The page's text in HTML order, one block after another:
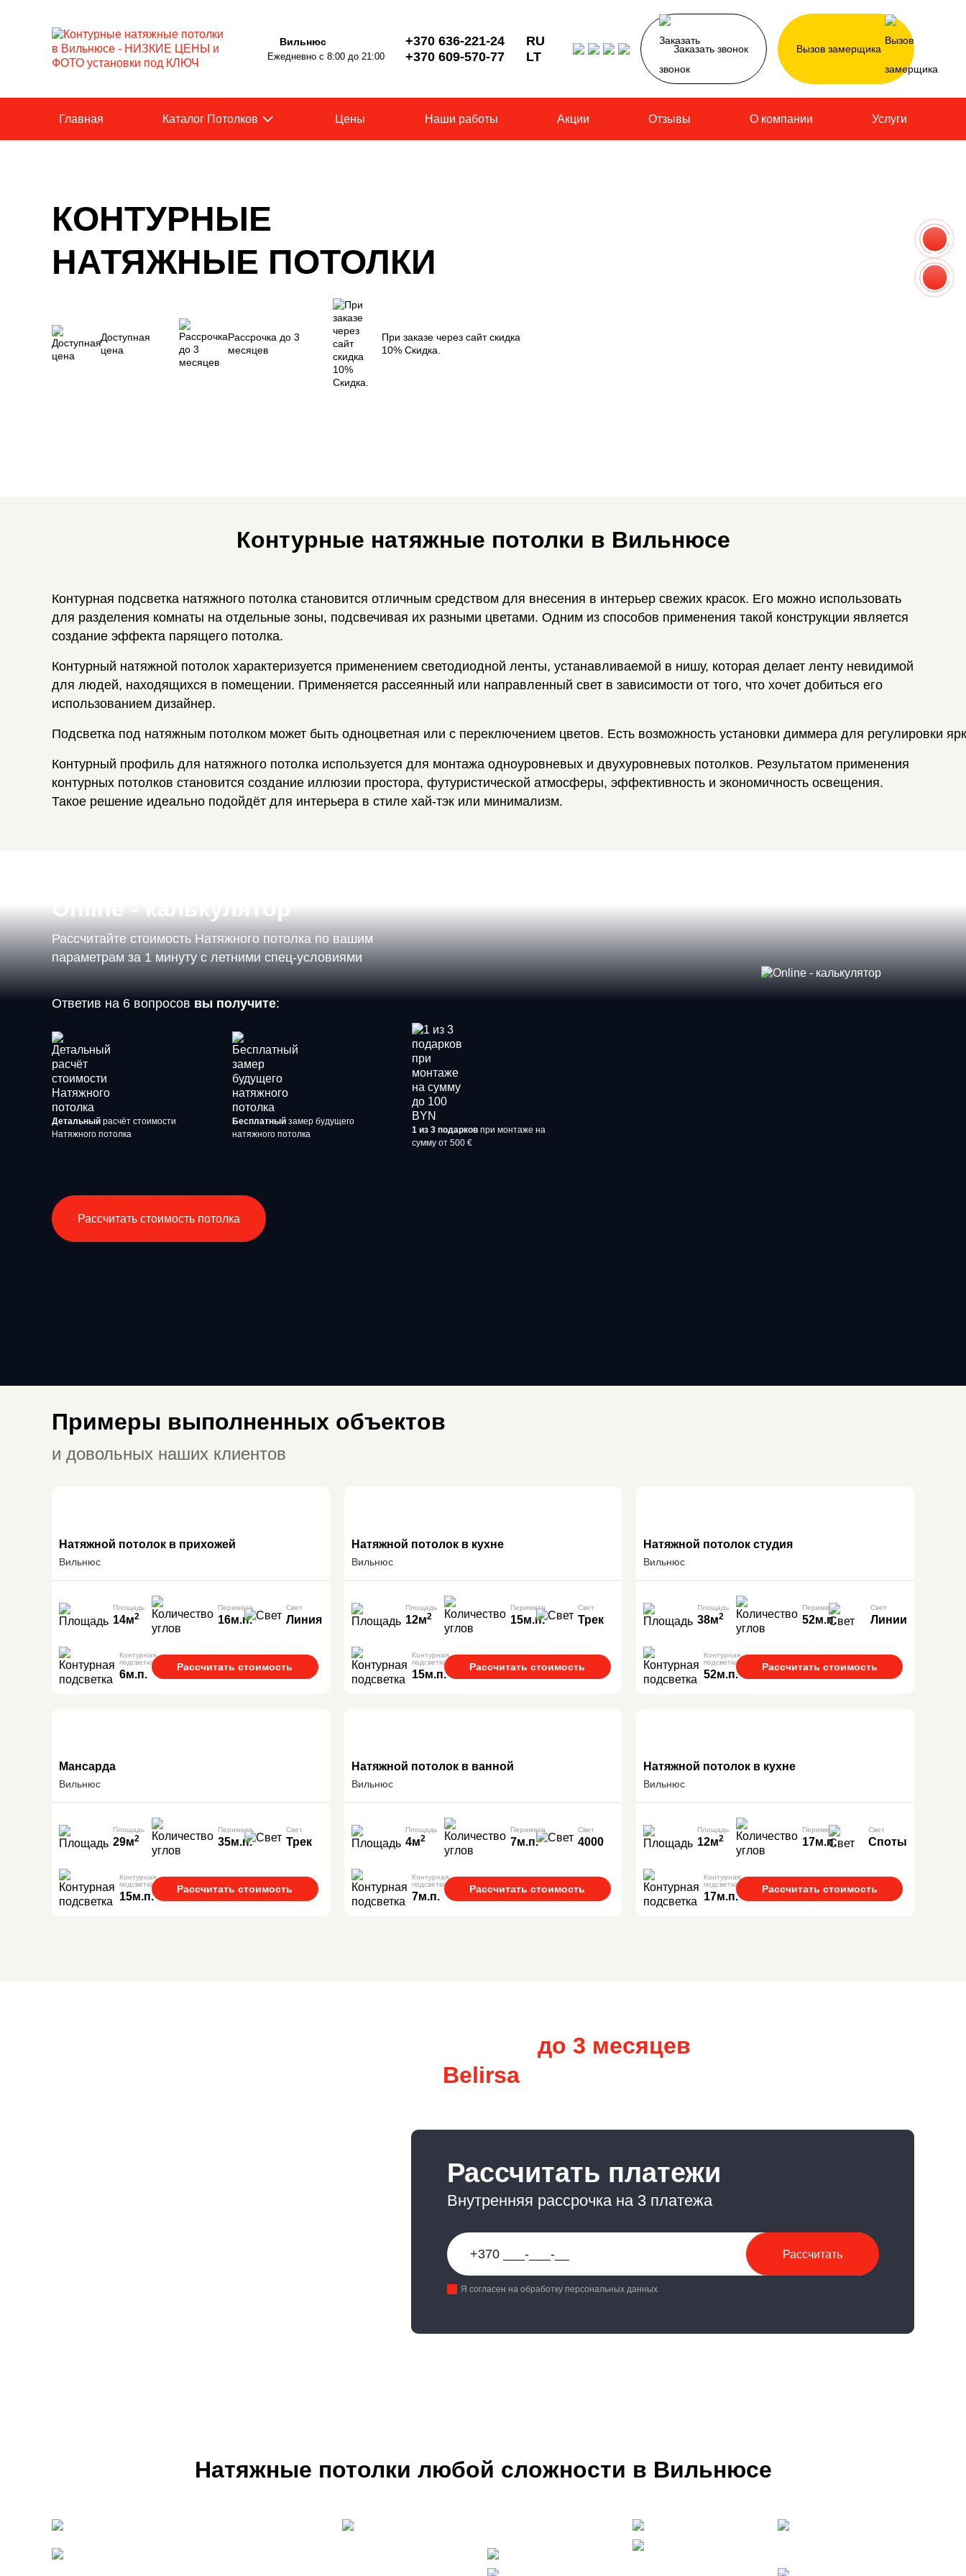
Вильнюс
Ежедневно с 8:00 до 21:00
+370 636-221-24
+370 609-570-77
RU
LT
Заказать звонок Вызов замерщика
Главная Каталог Потолков Цены Наши работы Акции Отзывы О компании Услуги
КОНТУРНЫЕ
НАТЯЖНЫЕ ПОТОЛКИ
Доступная
цена
Рассрочка до 3
месяцев
При заказе через сайт скидка
10% Скидка.
Контурные натяжные потолки в Вильнюсе
Контурная подсветка натяжного потолка становится отличным средством для внесения в интерьер свежих красок. Его можно использовать
для разделения комнаты на отдельные зоны, подсвечивая их разными цветами. Одним из способов применения такой конструкции является
создание эффекта парящего потолка.
Контурный натяжной потолок характеризуется применением светодиодной ленты, устанавливаемой в нишу, которая делает ленту невидимой
для людей, находящихся в помещении. Применяется рассеянный или направленный свет в зависимости от того, что хочет добиться его
использованием дизайнер.
Подсветка под натяжным потолком может быть одноцветная или с переключением цветов. Есть возможность установки диммера для регулировки
Контурный профиль для натяжного потолка используется для монтажа одноуровневых и двухуровневых потолков. Результатом применения
контурных потолков становится создание иллюзии простора, футуристической атмосферы, эффективность и экономичность освещения.
Такое решение идеально подойдёт для интерьера в стиле хай-тэк или минимализм.
Online - калькулятор
Рассчитайте стоимость Натяжного потолка по вашим
параметрам за 1 минуту с летними спец-условиями
Ответив на 6 вопросов вы получите:
Детальный расчёт стоимости
Натяжного потолка
Бесплатныйзамер будущего
натяжного потолка
1 из 3 подарков при монтаже на
сумму от 500 €
Рассчитать стоимость потолка
Примеры выполненных объектов
и довольных наших клиентов
Натяжной потолок в прихожей
Вильнюс
Площадь
14м2
Периметр
16м.п.
Свет
Линия
Контурная
подсветка
6м.п.
Рассчитать стоимость
Натяжной потолок в кухне
Вильнюс
Площадь
12м2
Периметр
15м.п.
Свет
Трек
Контурная
подсветка
15м.п.
Рассчитать стоимость
Натяжной потолок студия
Вильнюс
Площадь
38м2
Периметр
52м.п.
Свет
Линии
Контурная
подсветка
52м.п.
Рассчитать стоимость
Мансарда
Вильнюс
Площадь
29м2
Периметр
35м.п.
Свет
Трек
Контурная
подсветка
15м.п.
Рассчитать стоимость
Натяжной потолок в ванной
Вильнюс
Площадь
4м2
Периметр
7м.п.
Свет
4000
Контурная
подсветка
7м.п.
Рассчитать стоимость
Натяжной потолок в кухне
Вильнюс
Площадь
12м2
Периметр
17м.п.
Свет
Споты
Контурная
подсветка
17м.п.
Рассчитать стоимость
до 3 месяцев
Belirsa
Рассчитать платежи
Внутренняя рассрочка на 3 платежа
Рассчитать
Я согласен на обработку персональных данных
Натяжные потолки любой сложности в Вильнюсе